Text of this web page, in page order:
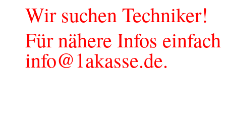
Wir suchen Techniker!
Für nähere Infos
info@1akasse.de.